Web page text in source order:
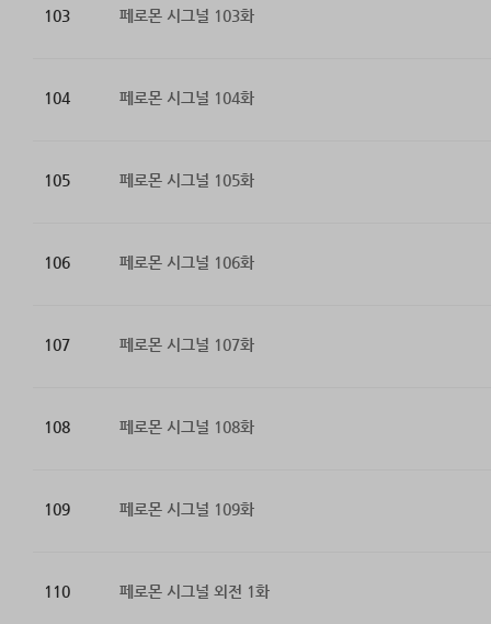
103 페로몬 시그널 103화
104 페로몬 시그널 104화
105 페로몬 시그널 105화
106 페로몬 시그널 106화
107 페로몬 시그널 107화
108 페로몬 시그널 108화
109 페로몬 시그널 109화
110 페로몬 시그널 외전 1화